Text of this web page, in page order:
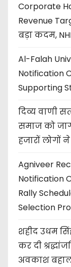
Corporate
Revenue
बड़ा कदम,
Al-Falah
Notification
Supporting
दिव्य वाणी
समाज को
हजारों लोगों
Agniveer
Notification
Rally
Selection
शहीद उधम
कर दी
अवकाश